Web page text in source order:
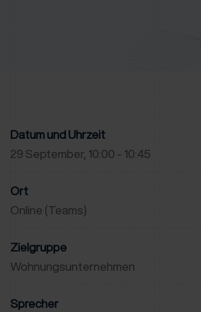
Datum und Uhrzeit
29 September, 10:00 - 10:45
Ort
Online (Teams)
Zielgruppe
Wohnungsunternehmen
Sprecher